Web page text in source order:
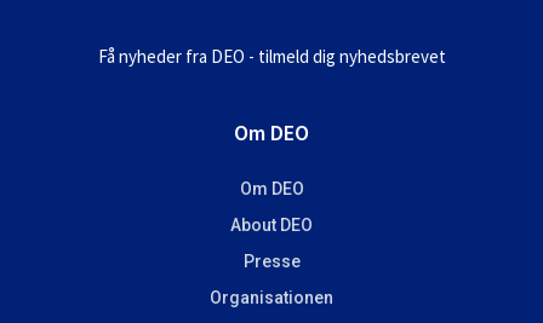
Få nyheder fra DEO - tilmeld dig nyhedsbrevet
Om DEO
Om DEO
About DEO
Presse
Organisationen